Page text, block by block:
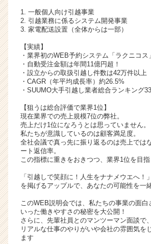
活
サ
チ
ア
キ
ャ
ア
（C
h
e
r
C
a
e
e
r）
1. 一般個人向け引越事業
2. 引越業務に係るシステム開発事業
3. 家電配送設置（全体からは一部）
【実績】
・業界初のWEB予約システム「ラクニコス
・自動受注金額は年間11億円超！
・設立からの取扱引越し件数は42万件以上
・CAGR（年平均成長率）約26.5%
・SUUMO大手引越し業者総合ランキング
【狙うは総合評価で業界1位】
現在業界での売上規模7位の弊社。
売上だけ1位になろうとは思っていません。
私たちが意識しているのは顧客満足度。
全社会議で真っ先に振り返るのは売上では
ート返信率。
この指標に重きをおきつつ、業界1位を目指
「引越しで笑顔に！人生をナナメウエへ！」
を掲げるアップルで、あなたの可能性を一
このWEB説明会では、私たちの事業の面白
いった働きやすさの秘密を大公開！
さらに、先輩社員とのマンツーマン面談で、
リアルな仕事のやりがいや会社の雰囲気を
ます